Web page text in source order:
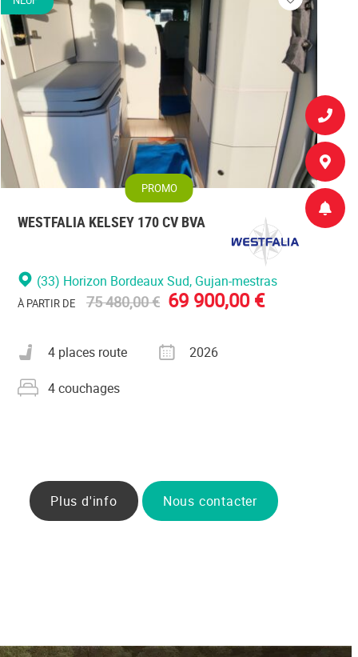
Veuillez
vous
connecter
PROMO
WESTFALIA KELSEY 170 CV BVA
(33) Horizon Bordeaux Sud, Gujan-mestras
À PARTIR DE 75 480,00 € 69 900,00 €
Nombre de places carte grise
4 places route Année2026
Nombre de couchages
4 couchages
Plus d'info Nous contacter